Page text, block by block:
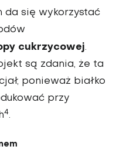
da się wykorzystać
cukrzycowej.
są zdania, że ta
ponieważ białko
przy
4.